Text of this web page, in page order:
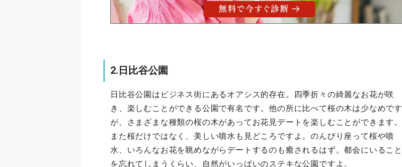
2.日比谷公園
日比谷公園はビジネス街にあるオアシス的存在。四季折々の綺麗なお花が咲
き、楽しむことができる公園で有名です。他の所に比べて桜の木は少なめです
が、さまざまな種類の桜の木があってお花見デートを楽しむことができます。
また桜だけではなく、美しい噴水も見どころですよ。のんびり座って桜や噴
水、いろんなお花を眺めながらデートするのも癒されるはず。都会にいること
を忘れてしまうくらい、自然がいっぱいのステキな公園ですよ。